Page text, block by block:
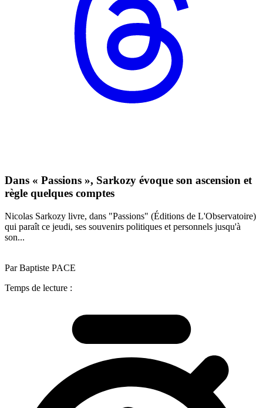
Dans « Passions », Sarkozy évoque son ascension et
règle quelques comptes
Nicolas Sarkozy livre, dans "Passions" (Éditions de L'Observatoire)
qui paraît ce jeudi, ses souvenirs politiques et personnels jusqu'à
son...
Par Baptiste PACE
Temps de lecture :